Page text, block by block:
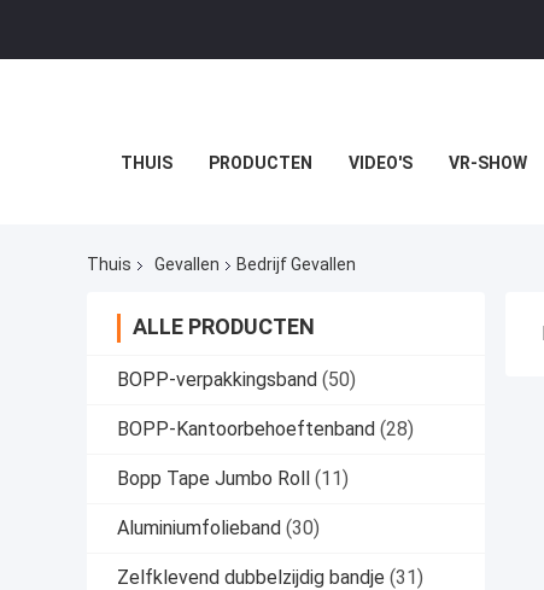
THUIS PRODUCTEN VIDEO'S VR-SHOW
Thuis Gevallen Bedrijf Gevallen
ALLE PRODUCTEN
BOPP-verpakkingsband (50)
BOPP-Kantoorbehoeftenband (28)
Bopp Tape Jumbo Roll (11)
Aluminiumfolieband (30)
Zelfklevend dubbelzijdig bandje (31)